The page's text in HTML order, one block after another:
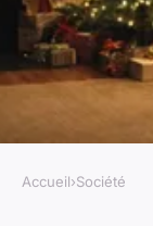
Accueil›Société